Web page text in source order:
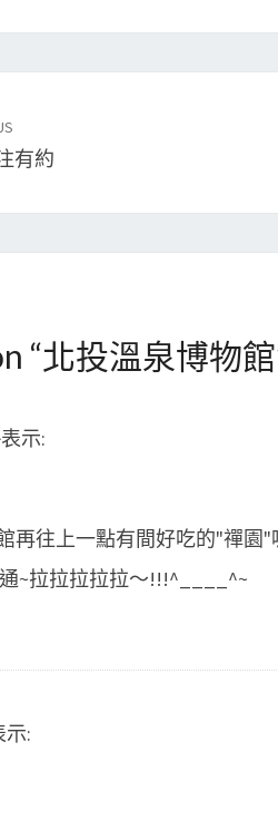
有約
“北投溫泉博物館
表示:
再往上一點有間好吃的"禪園
~拉拉拉拉拉～!!!^____^~
示: